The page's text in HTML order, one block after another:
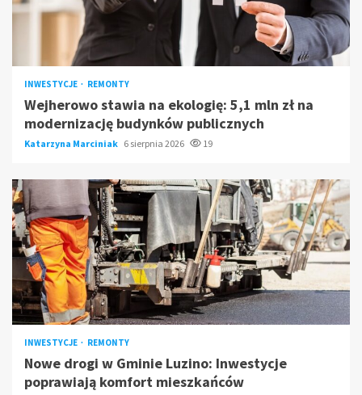
INWESTYCJE REMONTY
Wejherowo stawia na ekologię: 5,1 mln zł na
modernizację budynków publicznych
Katarzyna Marciniak 6 sierpnia 2026 19
INWESTYCJE REMONTY
Nowe drogi w Gminie Luzino: Inwestycje
poprawiają komfort mieszkańców